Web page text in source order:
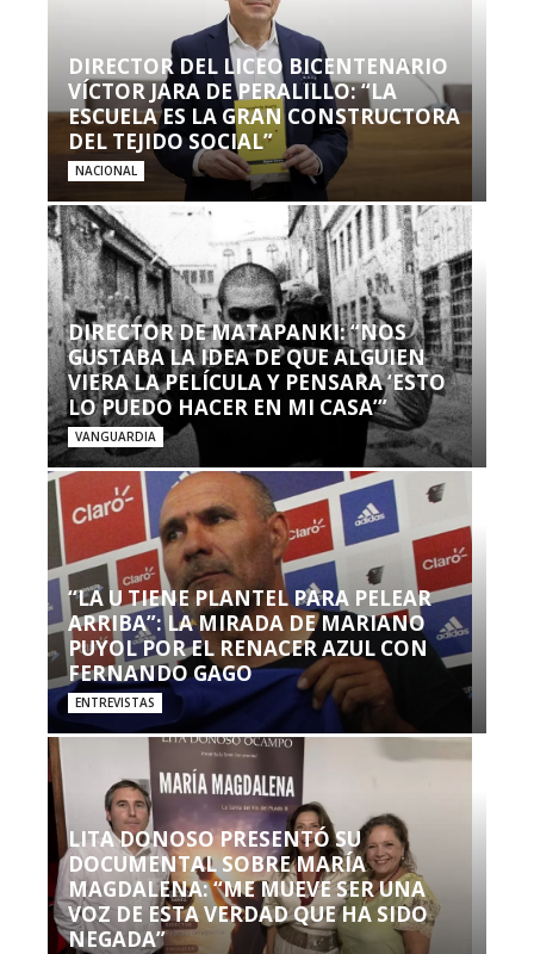
DIRECTOR DEL LICEO BICENTENARIO
VÍCTOR JARA DE PERALILLO: “LA
ESCUELA ES LA GRAN CONSTRUCTORA
DEL TEJIDO SOCIAL”
NACIONAL
DIRECTOR DE MATAPANKI: “NOS
GUSTABA LA IDEA DE QUE ALGUIEN
VIERA LA PELÍCULA Y PENSARA ‘ESTO
LO PUEDO HACER EN MI CASA’”
VANGUARDIA
“LA U TIENE PLANTEL PARA PELEAR
ARRIBA”: LA MIRADA DE MARIANO
PUYOL POR EL RENACER AZUL CON
FERNANDO GAGO
ENTREVISTAS
LITA DONOSO PRESENTÓ SU
DOCUMENTAL SOBRE MARÍA
MAGDALENA: “ME MUEVE SER UNA
VOZ DE ESTA VERDAD QUE HA SIDO
NEGADA”